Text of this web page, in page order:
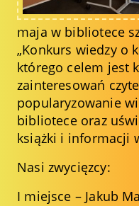
maja w bibliotece
„Konkurs wiedzy o
którego celem jest
zainteresowań
popularyzowanie
bibliotece oraz
książki i informacji
Nasi zwycięzcy:
I miejsce – Jakub